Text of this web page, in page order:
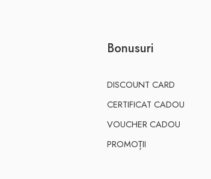
Bonusuri
DISCOUNT CARD
CERTIFICAT CADOU
VOUCHER CADOU
PROMOȚII